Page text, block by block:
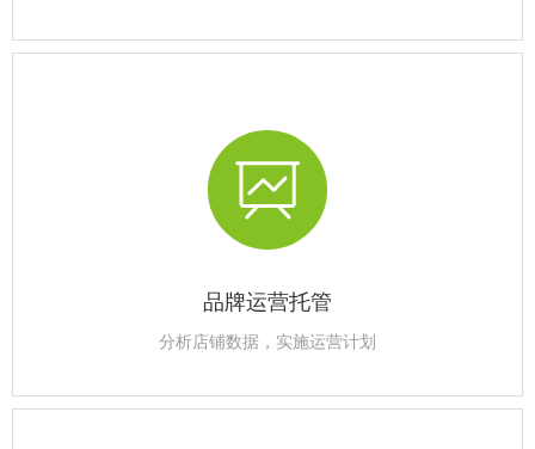
品牌运营托管
分析店铺数据，实施运营计划